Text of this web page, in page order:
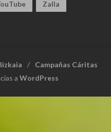
Zalla
Campañas Cáritas
a WordPress